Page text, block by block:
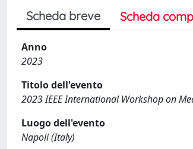
Scheda breve Scheda
Anno
2023
Titolo dell'evento
2023 IEEE International Workshop on
Luogo dell'evento
Napoli (Italy)